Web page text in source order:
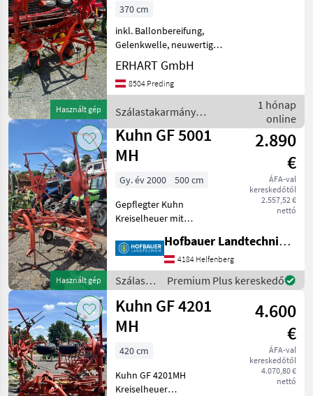
Használt gép
370 cm
inkl. Ballonbereifung,
Gelenkwelle, neuwertig
Függesztett rendkezelő
Szálastakarmány
betakarítók Rendkezelő
ERHART GmbH
8504 Preding
Szálastakarmány
betakarítók / Kuhn
1 hónap
online
Használt gép
Kuhn GF 5001
MH
2.890
€
ÁFA-val
kereskedőtől
2.557,52 €
nettó
Gy. év 2000
500 cm
Gepflegter Kuhn
Kreiselheuer mit
Zustand !!! Sofort Verfügbar
!!! Magasra állítás:
hidraulikus
magasságállítás, Vontatott
rendkezelő, Szórásszög á
Hofbauer Landtechnik GmbH
4184 Helfenberg
Szálastakarmány
betakarítók
/ Kuhn
Premium Plus kereskedő
Kuhn GF 4201
MH
4.600
€
ÁFA-val
kereskedőtől
4.070,80 €
nettó
420 cm
Kuhn GF 4201MH
Kreiselheuer